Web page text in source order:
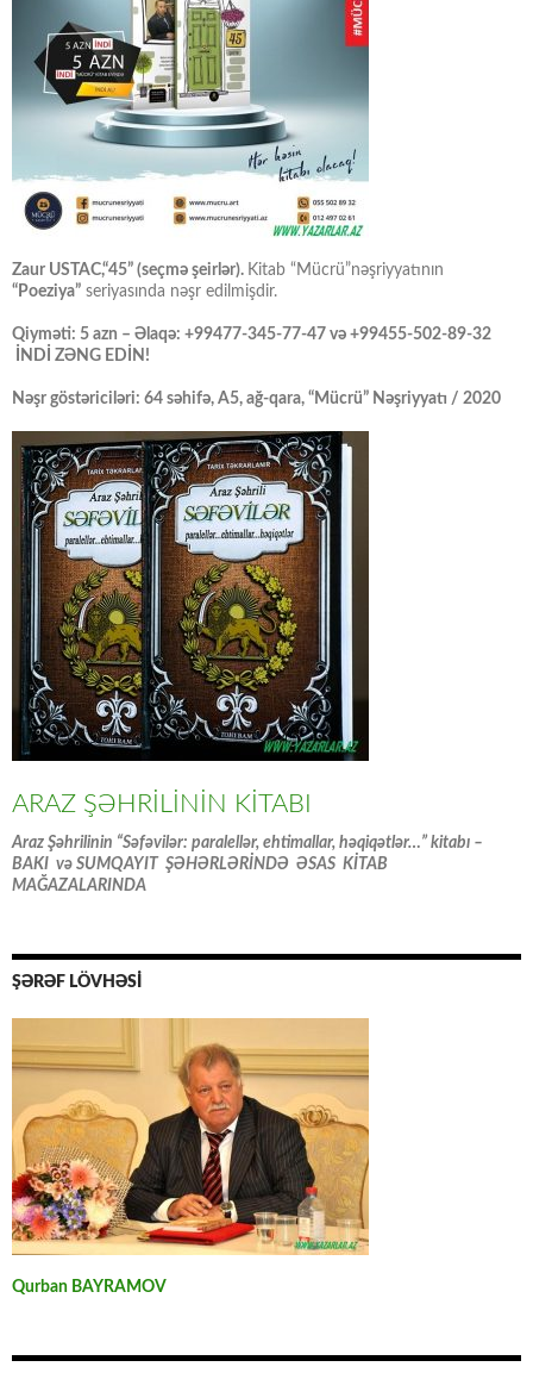
Zaur USTAC,“45” (seçmə şeirlər). Kitab “Mücrü”nəşriyyatının
“Poeziya” seriyasında nəşr edilmişdir.
Qiyməti: 5 azn – Əlaqə: +99477-345-77-47 və +99455-502-89-32
İNDİ ZƏNG EDİN!
Nəşr göstəriciləri: 64 səhifə, A5, ağ-qara, “Mücrü” Nəşriyyatı / 2020
ARAZ ŞƏHRİLİNİN KİTABI
Araz Şəhrilinin “Səfəvilər: paralellər, ehtimallar, həqiqətlər…” kitabı –
BAKI və SUMQAYIT ŞƏHƏRLƏRİNDƏ ƏSAS KİTAB
MAĞAZALARINDA
ŞƏRƏF LÖVHƏSİ
Qurban BAYRAMOV